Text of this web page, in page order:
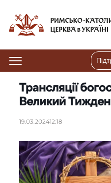
Трансляції
Великий
19.03.202412:18